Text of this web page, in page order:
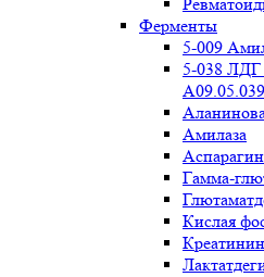
Ферменты
5-009
5-038 ЛДГ
Амилаза
Гамма-
Кислая